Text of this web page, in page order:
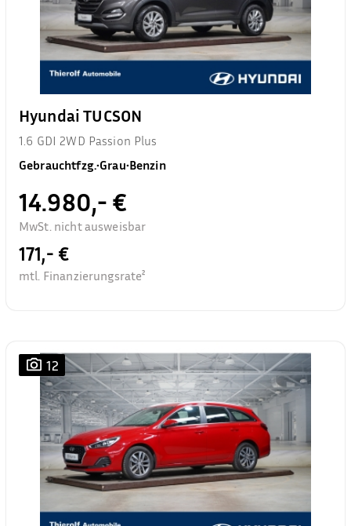
Hyundai TUCSON
1.6 GDI 2WD Passion Plus
Gebrauchtfzg.•Grau•Benzin
14.980,- €
MwSt. nicht ausweisbar
171,- €
mtl. Finanzierungsrate²
12